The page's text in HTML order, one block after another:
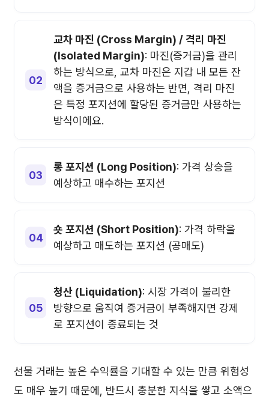
교차 마진 (Cross Margin) / 격리 마진
(Isolated Margin): 마진(증거금)을 관리
하는 방식으로, 교차 마진은 지갑 내 모든 잔
액을 증거금으로 사용하는 반면, 격리 마진
은 특정 포지션에 할당된 증거금만 사용하는
방식이에요.
롱 포지션 (Long Position): 가격 상승을
예상하고 매수하는 포지션
숏 포지션 (Short Position): 가격 하락을
예상하고 매도하는 포지션 (공매도)
청산 (Liquidation): 시장 가격이 불리한
방향으로 움직여 증거금이 부족해지면 강제
로 포지션이 종료되는 것
선물 거래는 높은 수익률을 기대할 수 있는 만큼 위험성
도 매우 높기 때문에, 반드시 충분한 지식을 쌓고 소액으